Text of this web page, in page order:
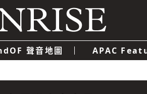
聲音地圖 APAC